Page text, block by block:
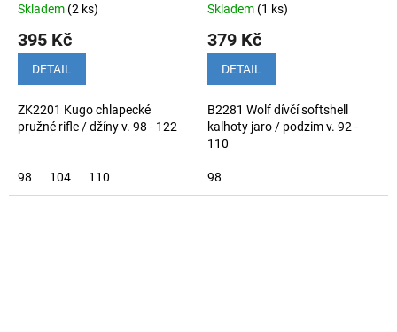
Skladem (2 ks)
395 Kč
DETAIL
ZK2201 Kugo chlapecké
pružné rifle / džíny v. 98 - 122
98 104 110
Skladem (1 ks)
379 Kč
DETAIL
B2281 Wolf dívčí softshell
kalhoty jaro / podzim v. 92 -
110
98